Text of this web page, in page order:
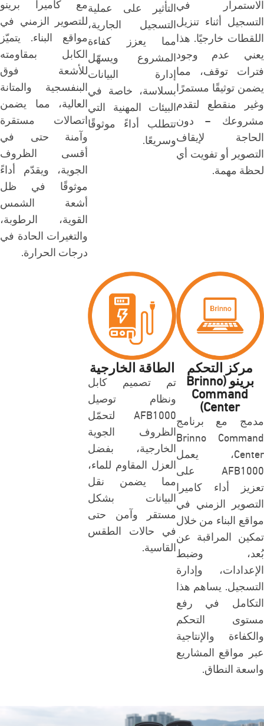
التسجيل أثناء تنزيل
اللقطات خارجيًا. هذا
يعني عدم وجود
فترات توقف، مما
يضمن توثيقًا مستمرًا
وغير منقطع لتقدم
مشروعك – دون
الحاجة لإيقاف
التصوير أو تفويت أي
لحظة مهمة.
التأثير على عملية
التسجيل الجارية،
مما يعزز كفاءة
المشروع ويسهّل
إدارة البيانات
بسلاسة، خاصة في
البيئات المهنية التي
تتطلب أداءً موثوقًا
وسريعًا.
للتصوير الزمني في
مواقع البناء. يتميّز
الكابل بمقاومته
للأشعة فوق
البنفسجية والمتانة
العالية، مما يضمن
اتصالات مستقرة
وآمنة حتى في
أقسى الظروف
الجوية، ويقدّم أداءً
موثوقًا في ظل
أشعة الشمس
القوية، الرطوبة،
والتغيرات الحادة في
درجات الحرارة.
مركز التحكم
برينو (Brinno
Command
Center)
مدمج مع برنامج
Brinno Command
Center، يعمل
AFB1000 على
تعزيز أداء كاميرا
التصوير الزمني في
مواقع البناء من خلال
تمكين المراقبة عن
بُعد، وضبط
الإعدادات، وإدارة
التسجيل. يساهم هذا
التكامل في رفع
مستوى التحكم
والكفاءة والإنتاجية
عبر مواقع المشاريع
واسعة النطاق.
الطاقة الخارجية
تم تصميم كابل
ونظام توصيل
AFB1000 لتحمّل
الظروف الجوية
الخارجية، بفضل
العزل المقاوم للماء،
مما يضمن نقل
البيانات بشكل
مستقر وآمن حتى
في حالات الطقس
القاسية.